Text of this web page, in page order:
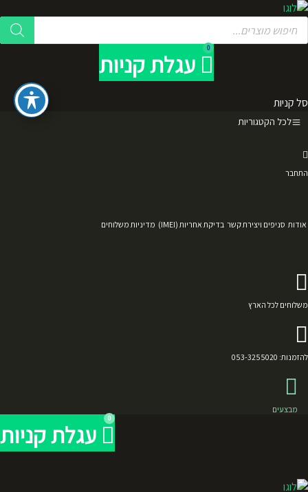
דלג
Products
search
0
עגלת קניות
סל קניות
לכל הקטגוריות
התחבר
אודות סניפים ויצירת קשר בדיקת אחריות (IMEI) מדיניות משלוחים
משלוחים לכל הארץ
להזמנות: 053-3255020
מבצעים
0
עגלת קניות